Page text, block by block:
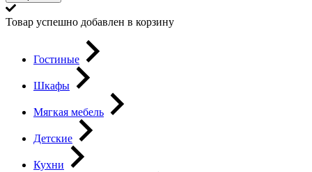
Товар успешно добавлен в корзину
Гостиные
Шкафы
Мягкая мебель
Детские
Кухни